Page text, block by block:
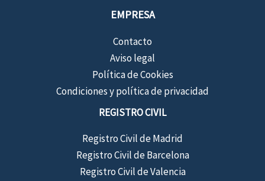
EMPRESA
Contacto
Aviso legal
Política de Cookies
Condiciones y política de privacidad
REGISTRO CIVIL
Registro Civil de Madrid
Registro Civil de Barcelona
Registro Civil de Valencia